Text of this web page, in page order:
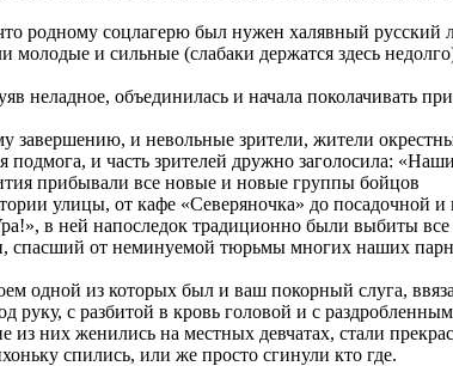
родному соцлагерю был нужен халявный русский
и сильные (слабаки держатся здесь
объединилась и начала поколачивать
завершению, и невольные зрители, жители
и часть зрителей дружно заголосила:
прибывали все новые и новые группы бойцов
улицы, от кафе «Северяночка» до посадочной
в ней напоследок традиционно были выбиты
от неминуемой тюрьмы многих наших
из которых был и ваш покорный слуга,
с разбитой в кровь головой и с
из них женились на местных девчатах, стали
спились, или же просто сгинули кто где.